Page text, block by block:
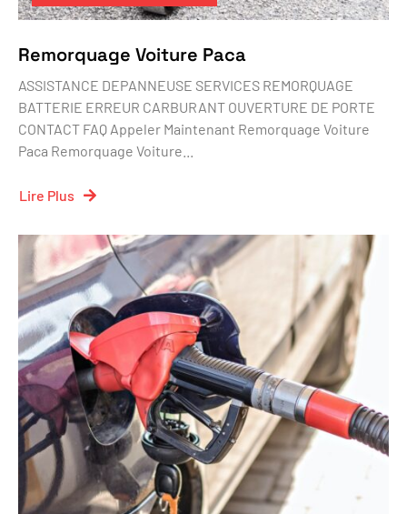
Remorquage Voiture Paca
ASSISTANCE DEPANNEUSE SERVICES REMORQUAGE
BATTERIE ERREUR CARBURANT OUVERTURE DE PORTE
CONTACT FAQ Appeler Maintenant Remorquage Voiture
Paca Remorquage Voiture...
Lire Plus